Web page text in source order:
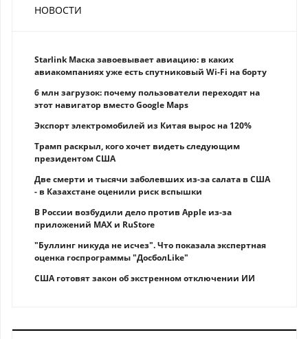
НОВОСТИ
Starlink Маска завоевывает авиацию: в каких
авиакомпаниях уже есть спутниковый Wi-Fi на борту
6 млн загрузок: почему пользователи переходят на
этот навигатор вместо Google Maps
Экспорт электромобилей из Китая вырос на 120%
Трамп раскрыл, кого хочет видеть следующим
президентом США
Две смерти и тысячи заболевших из-за салата в США
- в Казахстане оценили риск вспышки
В России возбудили дело против Apple из-за
приложений MAX и RuStore
"Буллинг никуда не исчез". Что показала экспертная
оценка госпрограммы "ДосболLike"
США готовят закон об экстренном отключении ИИ